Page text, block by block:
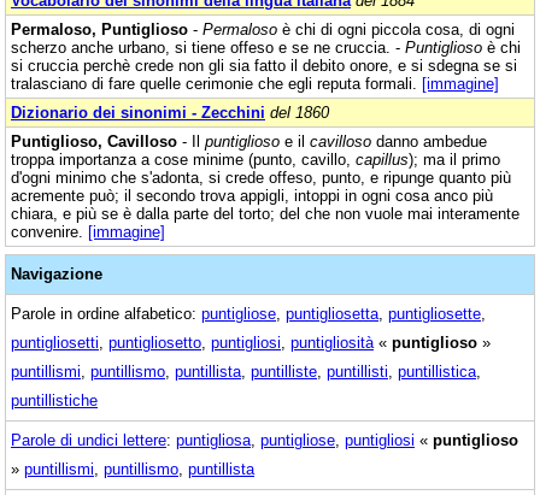
Permaloso, Puntiglioso - Permaloso è chi di ogni piccola cosa, di ogni
scherzo anche urbano, si tiene offeso e se ne cruccia. - Puntiglioso è chi
si cruccia perchè crede non gli sia fatto il debito onore, e si sdegna se si
tralasciano di fare quelle cerimonie che egli reputa formali. [immagine]
Dizionario dei sinonimi - Zecchini del 1860
Puntiglioso, Cavilloso - Il puntiglioso e il cavilloso danno ambedue
troppa importanza a cose minime (punto, cavillo, capillus); ma il primo
d'ogni minimo che s'adonta, si crede offeso, punto, e ripunge quanto più
acremente può; il secondo trova appigli, intoppi in ogni cosa anco più
chiara, e più se è dalla parte del torto; del che non vuole mai interamente
convenire. [immagine]
Navigazione
Parole in ordine alfabetico: puntigliose puntigliosetta puntigliosette
puntigliosetti puntigliosetto puntigliosi puntigliosità « puntiglioso »
puntillismi puntillismo puntillista puntilliste puntillisti puntillistica
puntillistiche
Parole di undici lettere: puntigliosa puntigliose puntigliosi « puntiglioso
» puntillismi puntillismo puntillista